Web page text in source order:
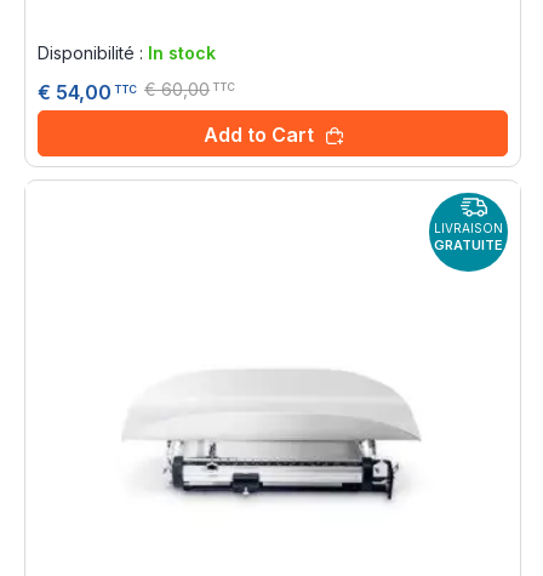
Disponibilité : In stock
€ 54,00 TTC € 60,00 TTC
Add to Cart
LIVRAISON
GRATUITE